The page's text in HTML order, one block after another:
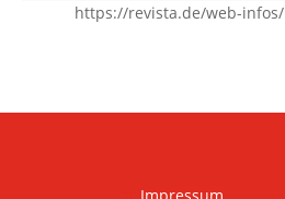
https://revista.de/web-infos/